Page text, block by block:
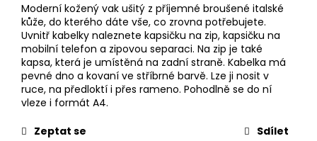
Moderní kožený vak ušitý z příjemné broušené italské
kůže, do kterého dáte vše, co zrovna potřebujete.
Uvnitř kabelky naleznete kapsičku na zip, kapsičku na
mobilní telefon a zipovou separaci. Na zip je také
kapsa, která je umístěná na zadní straně. Kabelka má
pevné dno a kovaní ve stříbrné barvě. Lze ji nosit v
ruce, na předloktí i přes rameno. Pohodlně se do ní
vleze i formát A4.
Zeptat se
Sdílet